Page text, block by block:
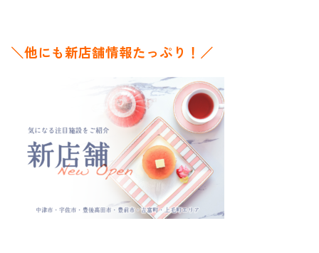
＼他にも新店舗情報たっぷり！／